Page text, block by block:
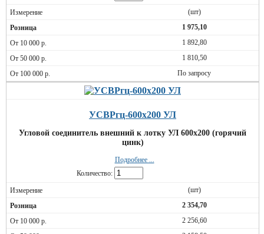
(шт)
1 975,10
1 892,80
1 810,50
По запросу
УСВРгц-600х200 УЛ
Угловой соединитель внешний к лотку УЛ 600х200 (горячий
цинк)
Подробнее ...
Количество:
(шт)
2 354,70
2 256,60